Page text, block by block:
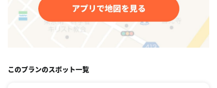
このプランのスポット一覧